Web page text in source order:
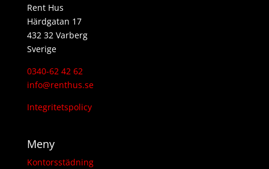
Rent Hus
Härdgatan 17
432 32 Varberg
Sverige
0340-62 42 62
info@renthus.se
Integritetspolicy
Meny
Kontorsstädning